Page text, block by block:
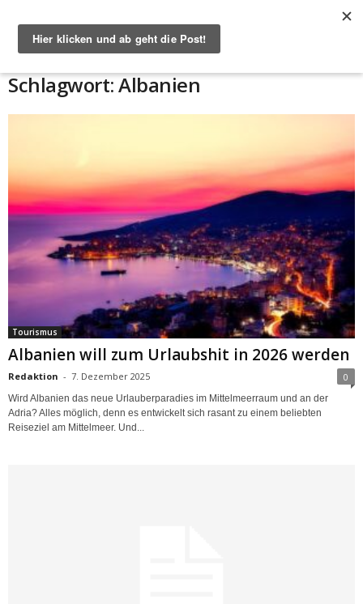
Schlagwort: Albanien
Tourismus
Albanien will zum Urlaubshit in 2026 werden
Redaktion - 7. Dezember 2025 0
Wird Albanien das neue Urlauberparadies im Mittelmeerraum und an der
Adria? Alles möglich, denn es entwickelt sich rasant zu einem beliebten
Reiseziel am Mittelmeer. Und...